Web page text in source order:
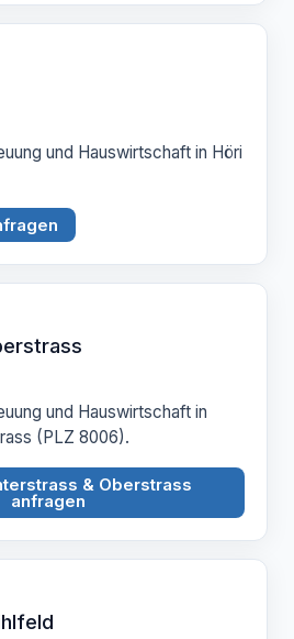
und Hauswirtschaft in Höri
und Hauswirtschaft in
(PLZ 8006).
& Oberstrass
anfragen